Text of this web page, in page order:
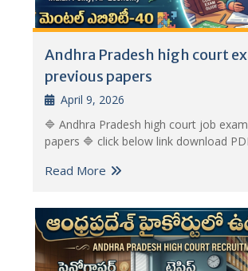
Andhra Pradesh high court
previous papers
April 9, 2026
🔷 Andhra Pradesh high court job
papers 🔷 click below link download
Read More